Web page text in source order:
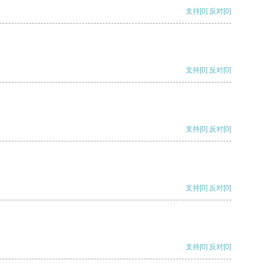
支持[0] 反对[0]
支持[0] 反对[0]
支持[0] 反对[0]
支持[0] 反对[0]
支持[0] 反对[0]